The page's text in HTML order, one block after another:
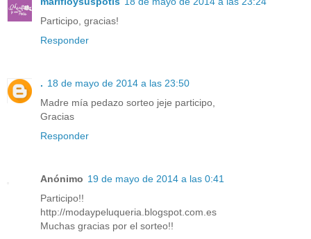
Participo, gracias!
Responder
. 18 de mayo de 2014 a las 23:50
Madre mía pedazo sorteo jeje participo,
Gracias
Responder
Anónimo 19 de mayo de 2014 a las 0:41
Participo!!
http://modaypeluqueria.blogspot.com.es
Muchas gracias por el sorteo!!